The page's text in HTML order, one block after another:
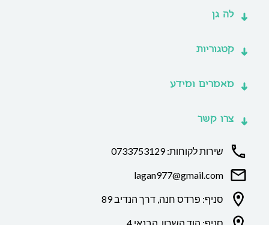
לה גן
קטגוריות
מאמרים ומידע
צרו קשר
שירות לקוחות: 0733753129
lagan977@gmail.com
סניף: פרדס חנה, דרך הנדיב 89